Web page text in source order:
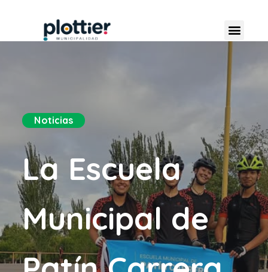
Noticias
La Escuela
Municipal de